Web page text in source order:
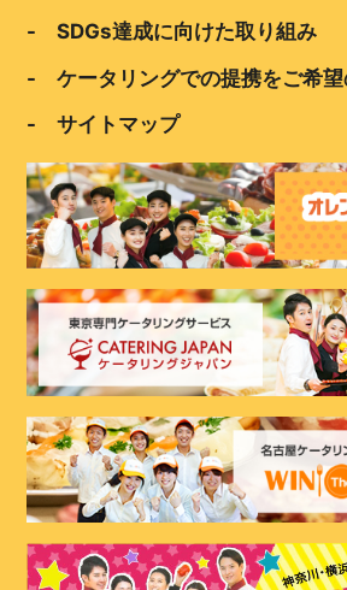
- SDGs達成に向けた取り組み
- ケータリングでの提携をご希望
- サイトマップ